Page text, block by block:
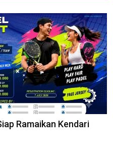
Ramaikan Kendari